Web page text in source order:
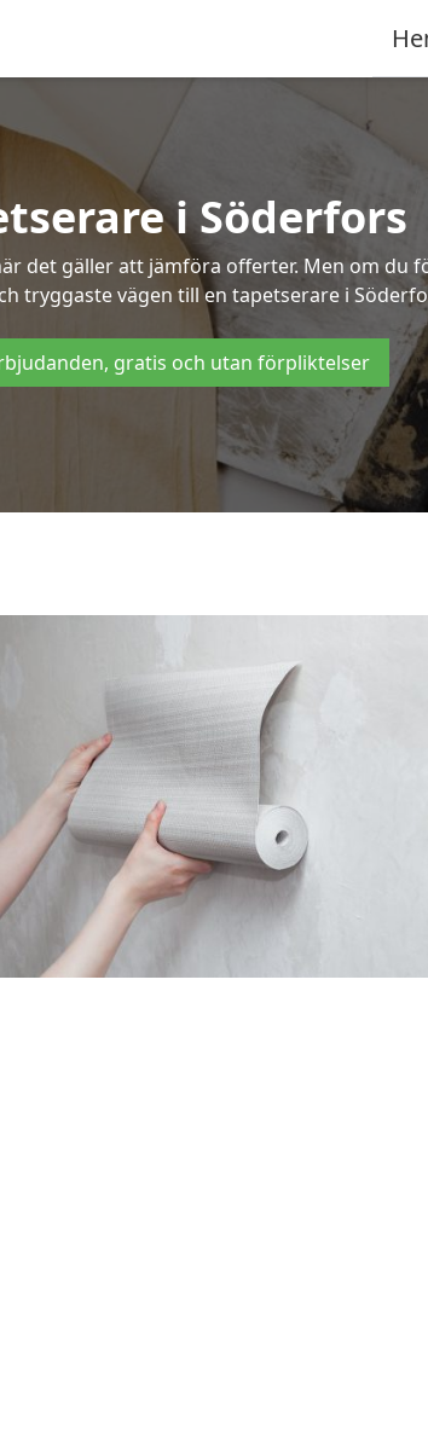
i Söderfors
det gäller att jämföra offerter. Men om
tryggaste vägen till en tapetserare i
gratis och utan förpliktelser